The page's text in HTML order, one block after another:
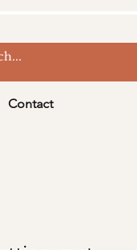
Contact